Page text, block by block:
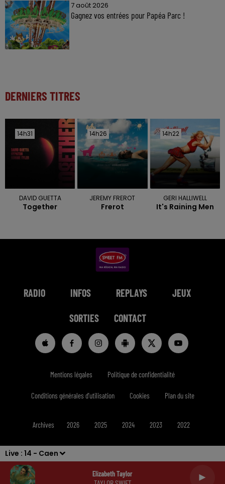
Live : 14 - Caen
Elizabeth Taylor
7 août 2026
Gagnez vos entrées pour Papéa Parc !
DERNIERS TITRES
14h31
14h31
DAVID GUETTA
Together
14h26
14h26
JEREMY FREROT
Frerot
14h22
14h22
GERI HALLIWELL
It's Raining Men
RADIO INFOS REPLAYS JEUX
SORTIES CONTACT
Mentions légales Politique de confidentialité
Conditions générales d'utilisation Cookies Plan du site
Archives 2026 2025 2024 2023 2022